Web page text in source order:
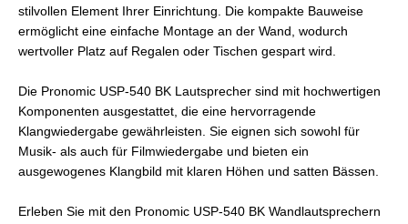
stilvollen Element Ihrer Einrichtung. Die kompakte Bauweise
ermöglicht eine einfache Montage an der Wand, wodurch
wertvoller Platz auf Regalen oder Tischen gespart wird.
Die Pronomic USP-540 BK Lautsprecher sind mit hochwertigen
Komponenten ausgestattet, die eine hervorragende
Klangwiedergabe gewährleisten. Sie eignen sich sowohl für
Musik- als auch für Filmwiedergabe und bieten ein
ausgewogenes Klangbild mit klaren Höhen und satten Bässen.
Erleben Sie mit den Pronomic USP-540 BK Wandlautsprechern